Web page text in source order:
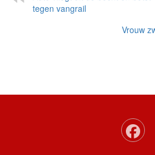
tegen vangrail
Vrouw